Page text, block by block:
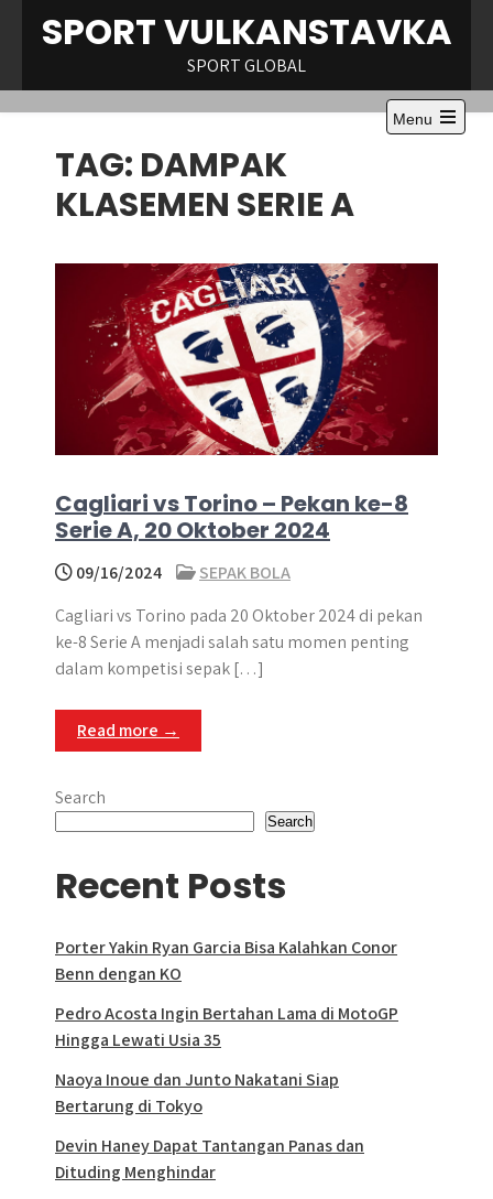
SPORT VULKANSTAVKA
SPORT GLOBAL
Menu
Open
TAG: DAMPAK
KLASEMEN SERIE A
Cagliari vs Torino – Pekan ke-8
Serie A, 20 Oktober 2024
09/16/2024
SEPAK BOLA
Cagliari vs Torino pada 20 Oktober 2024 di pekan
ke-8 Serie A menjadi salah satu momen penting
dalam kompetisi sepak […]
Read more →
Search
Search
Recent Posts
Porter Yakin Ryan Garcia Bisa Kalahkan Conor
Benn dengan KO
Pedro Acosta Ingin Bertahan Lama di MotoGP
Hingga Lewati Usia 35
Naoya Inoue dan Junto Nakatani Siap
Bertarung di Tokyo
Devin Haney Dapat Tantangan Panas dan
Dituding Menghindar